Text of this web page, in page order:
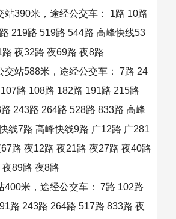
站390米，途经公交车： 1路 10路
219路 519路 544路 高峰快线53
夜32路 夜69路 夜8路
交站588米，途经公交车： 7路 24
路 108路 182路 191路 215路
243路 264路 528路 833路 高峰
线7路 高峰快线9路 广12路 广281
路 夜12路 夜21路 夜27路 夜40路
89路 夜8路
400米，途经公交车： 7路 102路
路 243路 264路 517路 833路 夜